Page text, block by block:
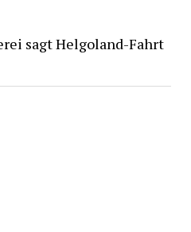
sagt Helgoland-Fahrt